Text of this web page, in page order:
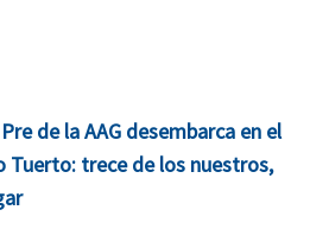
de la AAG desembarca en el
Tuerto: trece de los nuestros,